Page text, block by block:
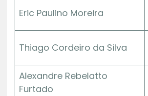
Eric Paulino Moreira
Thiago Cordeiro da Silva
Alexandre Rebelatto
Furtado